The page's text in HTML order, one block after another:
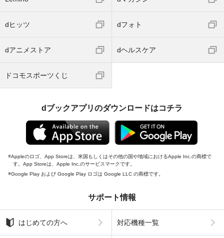
dヒッツ dフォト
dアニメストア dヘルスケア
ドコモスポーツくじ
dブックアプリのダウンロードはコチラ
Appleのロゴ、App Storeは、米国もしくはその他の国や地域におけるApple Inc.の商標で
す。App Storeは、Apple Inc.のサービスマークです。
Google Play および Google Play ロゴは Google LLC の商標です。
サポート情報
はじめての方へ 対応機種一覧